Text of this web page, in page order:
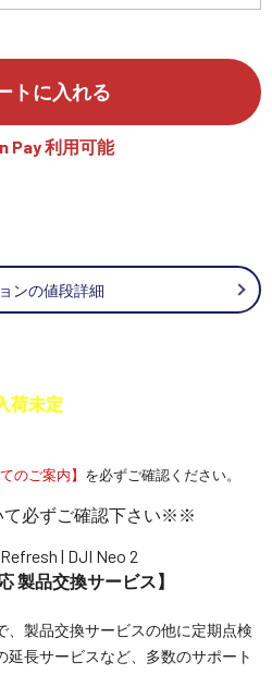
トに入れる
Pay 利用可能
ンの値段詳細
荷未定
のご案内】 を必ずご確認ください。
て必ずご確認下さい※※
製品交換サービス】
、製品交換サービスの他に定期点検
長サービスなど、多数のサポート